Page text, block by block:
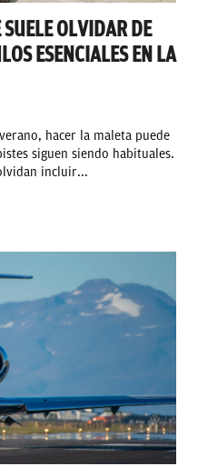
OLVIDAR DE
ESENCIALES EN LA
hacer la maleta puede
siguen siendo habituales.
incluir...